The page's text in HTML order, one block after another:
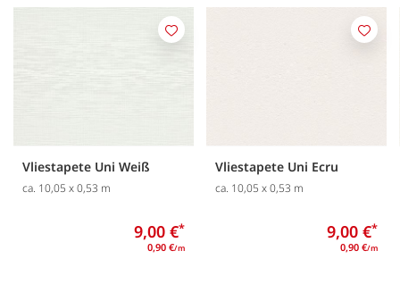
Vliestapete Uni Weiß
ca. 10,05 x 0,53 m
9,00 €*
0,90 €/m
Merken
Vliestapete Uni Ecru
ca. 10,05 x 0,53 m
9,00 €*
0,90 €/m